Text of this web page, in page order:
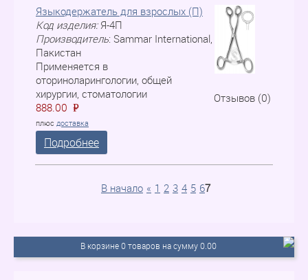
Отзывов (0)
Языкодержатель для взрослых (П)
Код изделия: Я-4П
Производитель: Sammar International,
Пакистан
Применяется в
оториноларингологии, общей
хирургии, стоматологии
888.00
=
P
плюс доставка
Подробнее
В начало « 1 2 3 4 5 67
В корзине 0 товаров на сумму 0.00